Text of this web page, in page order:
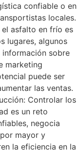
confiable o en
locales.
el asfalto en frío es
lugares, algunos
información sobre
marketing
puede ser
las ventas.
Controlar los
es un reto
negocia
mayor y
la eficiencia en la